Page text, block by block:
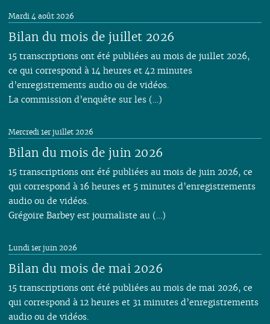
Bilan du mois de juillet 2026
Mardi 4 août 2026
15 transcriptions ont été publiées au mois de juillet 2026,
ce qui correspond à 14 heures et 42 minutes
d’enregistrements audio ou de vidéos.
La commission d’enquête sur les (…)
Bilan du mois de juin 2026
Mercredi 1er juillet 2026
15 transcriptions ont été publiées au mois de juin 2026, ce
qui correspond à 16 heures et 5 minutes d’enregistrements
audio ou de vidéos.
Grégoire Barbey est journaliste au (…)
Bilan du mois de mai 2026
Lundi 1er juin 2026
15 transcriptions ont été publiées au mois de mai 2026, ce
qui correspond à 12 heures et 31 minutes d’enregistrements
audio ou de vidéos.